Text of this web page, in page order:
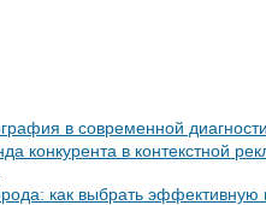
в современной
конкурента в контекстной
как выбрать